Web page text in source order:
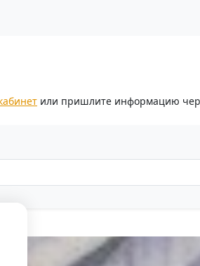
или пришлите информацию